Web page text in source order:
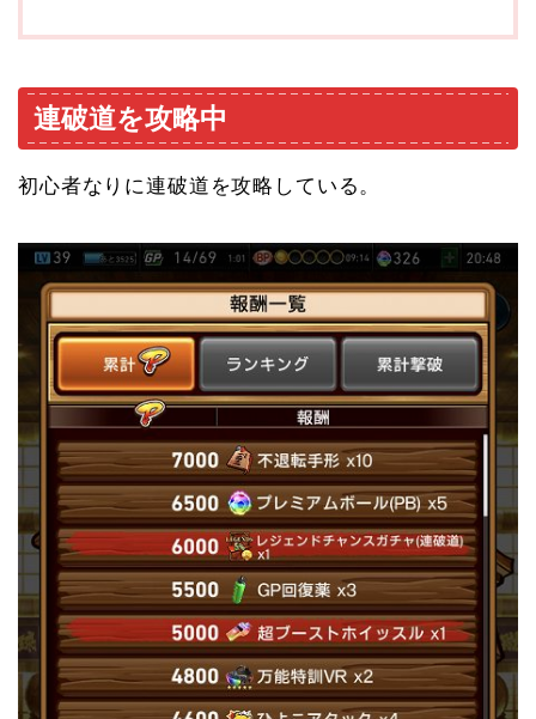
連破道を攻略中
初心者なりに連破道を攻略している。